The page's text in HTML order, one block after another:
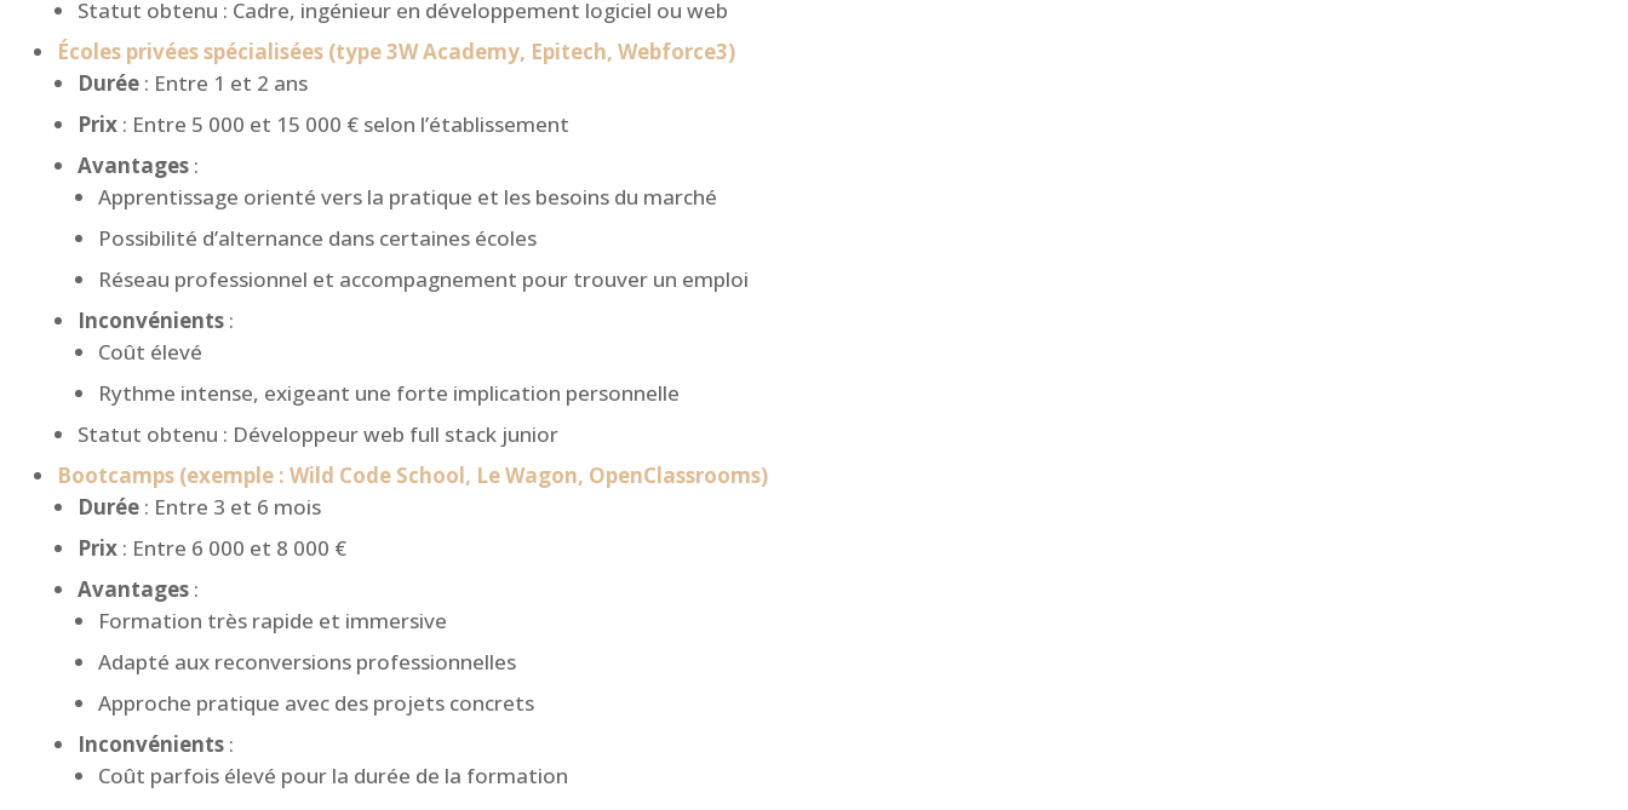
Statut obtenu : Cadre, ingénieur en développement logiciel ou web
Écoles privées spécialisées (type 3W Academy, Epitech, Webforce3)
Durée : Entre 1 et 2 ans
Prix : Entre 5 000 et 15 000 € selon l’établissement
Avantages :
Apprentissage orienté vers la pratique et les besoins du marché
Possibilité d’alternance dans certaines écoles
Réseau professionnel et accompagnement pour trouver un emploi
Inconvénients :
Coût élevé
Rythme intense, exigeant une forte implication personnelle
Statut obtenu : Développeur web full stack junior
Bootcamps (exemple : Wild Code School, Le Wagon, OpenClassrooms)
Durée : Entre 3 et 6 mois
Prix : Entre 6 000 et 8 000 €
Avantages :
Formation très rapide et immersive
Adapté aux reconversions professionnelles
Approche pratique avec des projets concrets
Inconvénients :
Coût parfois élevé pour la durée de la formation